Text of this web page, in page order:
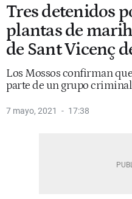
Tres detenidos
plantas de
de Sant Vicenç
Los Mossos confirman
parte de un grupo
7 mayo, 2021 17:38